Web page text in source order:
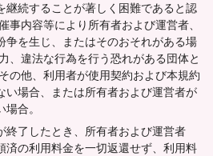
継続することが著しく困難であると認
事内容等により所有者および運営者、
争を生じ、またはそのおそれがある場
、違法な行為を行う恐れがある団体と
の他、利用者が使用契約および本規約
い場合、または所有者および運営者が
合。
終了したとき、所有者および運営者
済の利用料金を一切返還せず、利用料